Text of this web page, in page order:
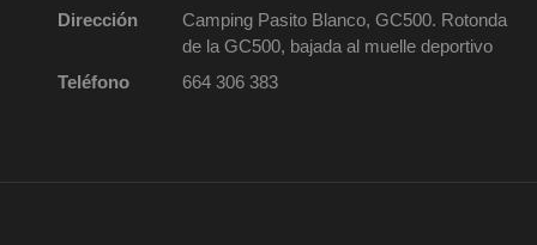
Dirección
Camping Pasito Blanco, GC500. Rotonda
de la GC500, bajada al muelle deportivo
Teléfono
664 306 383